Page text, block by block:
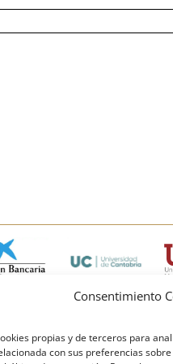
Consentimiento
propias y de terceros para
con sus preferencias
© Copyright
Política de cookies